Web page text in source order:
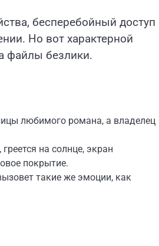
бесперебойный доступ
Но вот характерной
файлы безлики.
любимого романа, а владелец
на солнце, экран
покрытие.
такие же эмоции, как